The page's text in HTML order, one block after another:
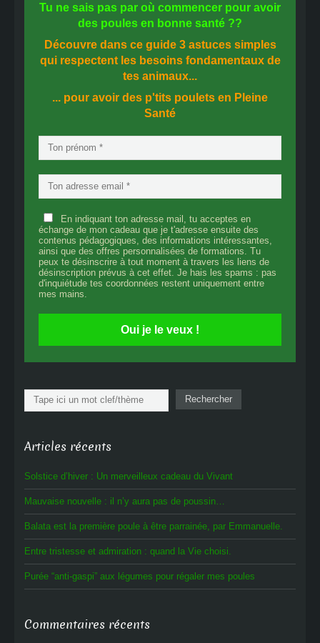
Tu ne sais pas par où commencer pour avoir
des poules en bonne santé ??
Découvre dans ce guide 3 astuces simples
qui respectent les besoins fondamentaux de
tes animaux...
... pour avoir des p'tits poulets en Pleine
Santé
En indiquant ton adresse mail, tu acceptes en
échange de mon cadeau que je t'adresse ensuite des
contenus pédagogiques, des informations intéressantes,
ainsi que des offres personnalisées de formations. Tu
peux te désinscrire à tout moment à travers les liens de
désinscription prévus à cet effet. Je hais les spams : pas
d'inquiétude tes coordonnées restent uniquement entre
mes mains.
Oui je le veux !
Rechercher Rechercher
Articles récents
Solstice d’hiver : Un merveilleux cadeau du Vivant
Mauvaise nouvelle : il n’y aura pas de poussin…
Balata est la première poule à être parrainée, par Emmanuelle.
Entre tristesse et admiration : quand la Vie choisi.
Purée “anti-gaspi” aux légumes pour régaler mes poules
Commentaires récents